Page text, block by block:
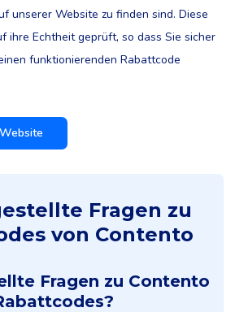
unserer Website zu finden sind. Diese
ihre Echtheit geprüft, so dass Sie sicher
funktionierenden Rabattcode
Fragen zu
von Contento
Fragen zu Contento